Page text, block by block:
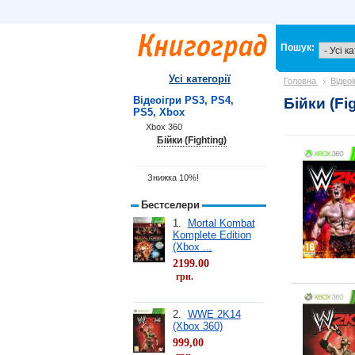
Пошук:
Головна
Бійки
Усі категорії
Відеоігри PS3, PS4,
PS5, Xbox
Xbox 360
Бійки (Fighting)
Знижка 10%!
Бестселери
1.
Mortal Kombat
Komplete Edition
(Xbox ...
2199.00
грн.
2. WWE 2K14
(Xbox 360)
999,00